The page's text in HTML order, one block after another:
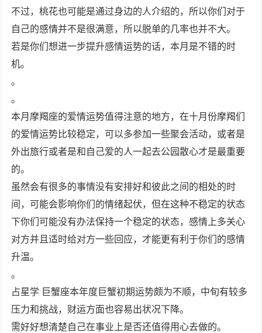
不过，桃花也可能是通过身边的人介绍的，所以你们对于
自己的感情并不是很满意，所以脱单的几率也并不大。
若是你们想进一步提升感情运势的话，本月是不错的时
机。
。
。
本月摩羯座的爱情运势值得注意的地方，在十月份摩羯们
的爱情运势比较稳定，可以多参加一些聚会活动，或者是
外出旅行或者是和自己爱的人一起去公园散心才是最重要
的。
虽然会有很多的事情没有安排好和彼此之间的相处的时
间，可能会影响你们的情绪起伏，但在这种不稳定的状态
下你们可能没有办法保持一个稳定的状态，感情上多关心
对方并且适时给对方一些回应，才能更有利于你们的感情
升温。
。
占星学 巨蟹座本年度巨蟹初期运势颇为不顺，中旬有较多
压力和挑战，财运方面也容易出状况下降。
需好好想清楚自己在事业上是否还值得用心去做的。